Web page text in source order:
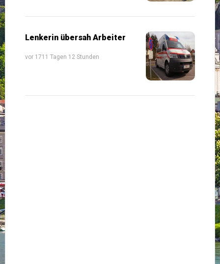
Lenkerin übersah Arbeiter
vor 1711 Tagen 12 Stunden